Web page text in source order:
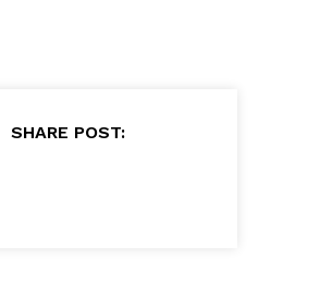
SHARE POST: